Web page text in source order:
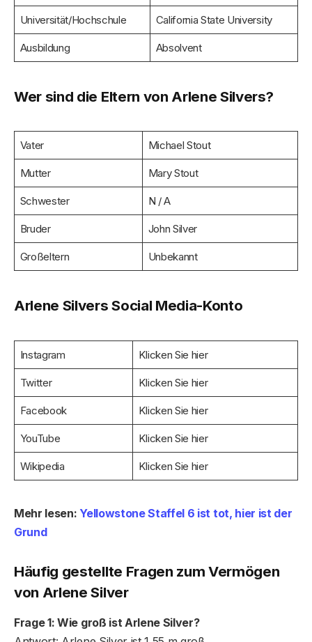
Universität/Hochschule California State University
Ausbildung Absolvent
Wer sind die Eltern von Arlene Silvers?
Vater Michael Stout
Mutter Mary Stout
Schwester N / A
Bruder John Silver
Großeltern Unbekannt
Arlene Silvers Social Media-Konto
Instagram Klicken Sie hier
Twitter Klicken Sie hier
Facebook Klicken Sie hier
YouTube Klicken Sie hier
Wikipedia Klicken Sie hier
Mehr lesen: Yellowstone Staffel 6 ist tot, hier ist der
Grund
Häufig gestellte Fragen zum Vermögen
von Arlene Silver
Frage 1: Wie groß ist Arlene Silver?